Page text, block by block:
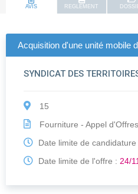
AVIS REGLEMENT
Acquisition d'une unité mobile
SYNDICAT DES
15
Fourniture - Appel
Date limite de candidature
Date limite de l'offre : 24/